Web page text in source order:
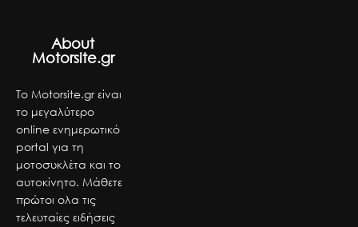
About
Motorsite.gr
Το Motorsite.gr είναι
το μεγαλύτερο
online ενημερωτικό
portal για τη
μοτοσυκλέτα και το
αυτοκίνητο. Μάθετε
πρώτοι ολα τις
τελευταίες ειδήσεις